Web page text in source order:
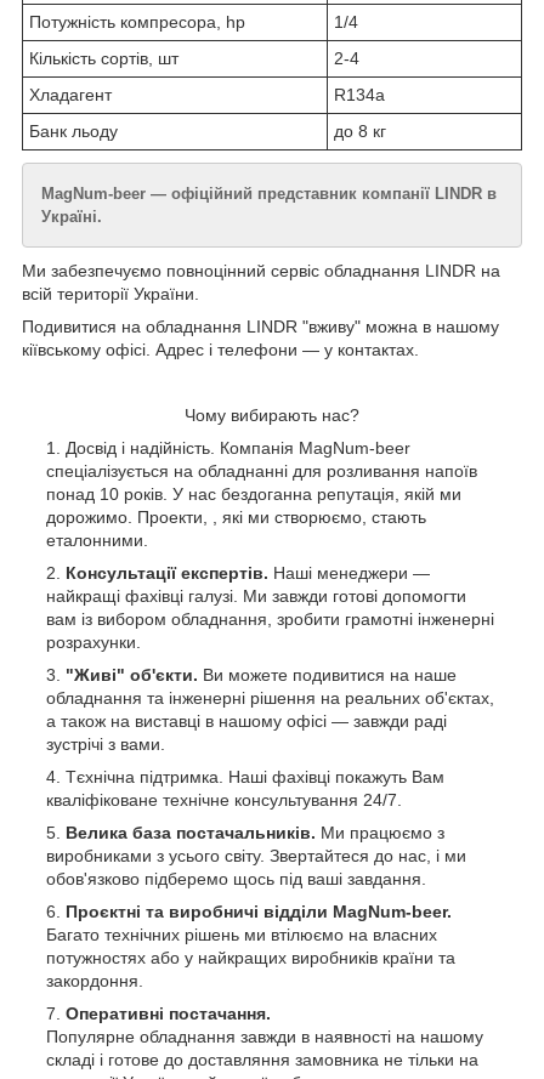
Потужність компресора, hp
1/4
Кількість сортів, шт
2-4
Хладагент
R134а
Банк льоду
до 8 кг
MagNum-beer — офіційний представник компанії LINDR в
Україні.
Ми забезпечуємо повноцінний сервіс обладнання LINDR на
всій території України.
Подивитися на обладнання LINDR "вживу" можна в нашому
кіївському офісі. Адрес і телефони — у контактах.
Чому вибирають нас?
Досвід і надійність. Компанія MagNum-beer
спеціалізується на обладнанні для розливання напоїв
понад 10 років. У нас бездоганна репутація, якій ми
дорожимо. Проекти, , які ми створюємо, стають
еталонними.
Консультації експертів. Наші менеджери —
найкращі фахівці галузі. Ми завжди готові допомогти
вам із вибором обладнання, зробити грамотні інженерні
розрахунки.
"Живі" об'єкти. Ви можете подивитися на наше
обладнання та інженерні рішення на реальних об'єктах,
а також на виставці в нашому офісі — завжди раді
зустрічі з вами.
Тєхнічна підтримка. Наші фахівці покажуть Вам
кваліфіковане технічне консультування 24/7.
Велика база постачальників. Ми працюємо з
виробниками з усього світу. Звертайтеся до нас, і ми
обов'язково підберемо щось під ваші завдання.
Проєктні та виробничі відділи MagNum-beer.
Багато технічних рішень ми втілюємо на власних
потужностях або у найкращих виробників країни та
закордоння.
Оперативні постачання.
Популярне обладнання завжди в наявності на нашому
складі і готове до доставляння замовника не тільки на